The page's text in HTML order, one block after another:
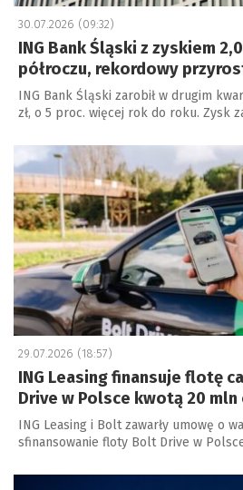
30.07.2026 (09:32)
ING Bank Śląski z zyskiem
półroczu, rekordowy
ING Bank Śląski zarobił w drugim
zł, o 5 proc. więcej rok do roku. Zysk
a
29.07.2026 (18:57)
ING Leasing finansuje flotę
Drive w Polsce kwotą 20 mln
ING Leasing i Bolt zawarły umowę o
sfinansowanie floty Bolt Drive w
a